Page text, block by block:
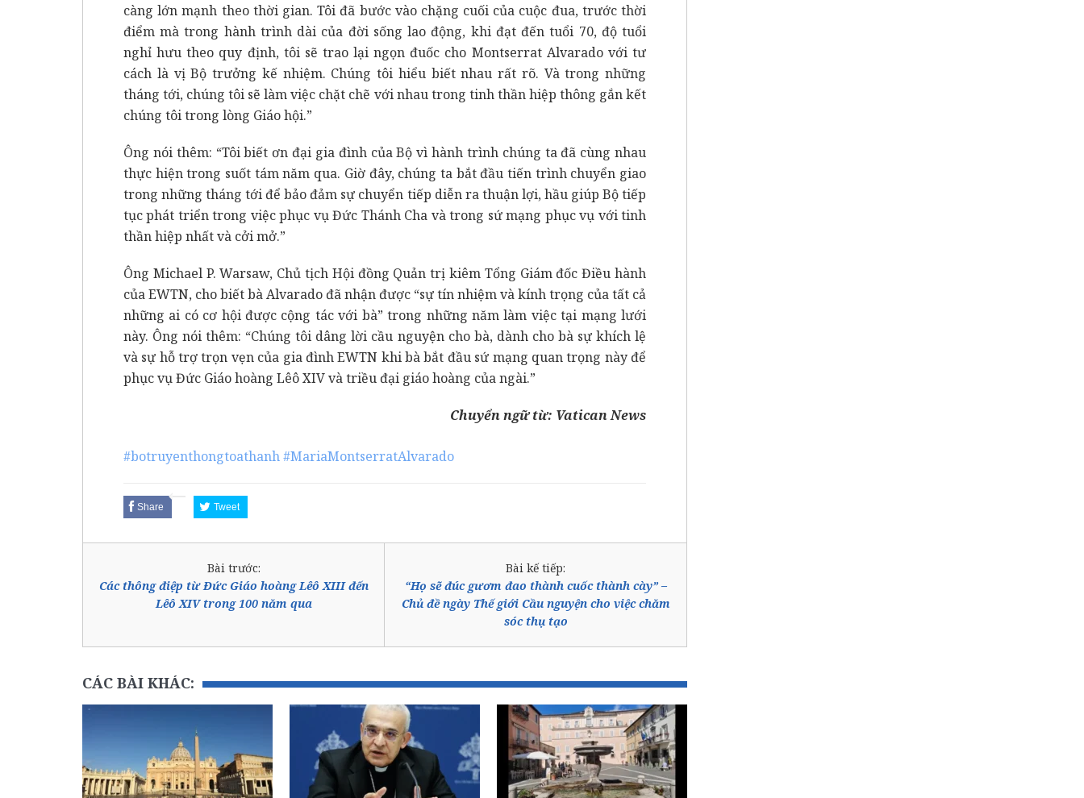
càng lớn mạnh theo thời gian. Tôi đã bước vào chặng cuối của cuộc đua, trước thời
điểm mà trong hành trình dài của đời sống lao động, khi đạt đến tuổi 70, độ tuổi
nghỉ hưu theo quy định, tôi sẽ trao lại ngọn đuốc cho Montserrat Alvarado với tư
cách là vị Bộ trưởng kế nhiệm. Chúng tôi hiểu biết nhau rất rõ. Và trong những
tháng tới, chúng tôi sẽ làm việc chặt chẽ với nhau trong tinh thần hiệp thông gắn kết
chúng tôi trong lòng Giáo hội.”
Ông nói thêm: “Tôi biết ơn đại gia đình của Bộ vì hành trình chúng ta đã cùng nhau
thực hiện trong suốt tám năm qua. Giờ đây, chúng ta bắt đầu tiến trình chuyển giao
trong những tháng tới để bảo đảm sự chuyển tiếp diễn ra thuận lợi, hầu giúp Bộ tiếp
tục phát triển trong việc phục vụ Đức Thánh Cha và trong sứ mạng phục vụ với tinh
thần hiệp nhất và cởi mở.”
Ông Michael P. Warsaw, Chủ tịch Hội đồng Quản trị kiêm Tổng Giám đốc Điều hành
của EWTN, cho biết bà Alvarado đã nhận được “sự tín nhiệm và kính trọng của tất cả
những ai có cơ hội được cộng tác với bà” trong những năm làm việc tại mạng lưới
này. Ông nói thêm: “Chúng tôi dâng lời cầu nguyện cho bà, dành cho bà sự khích lệ
và sự hỗ trợ trọn vẹn của gia đình EWTN khi bà bắt đầu sứ mạng quan trọng này để
phục vụ Đức Giáo hoàng Lêô XIV và triều đại giáo hoàng của ngài.”
Chuyển ngữ từ: Vatican News
#botruyenthongtoathanh#MariaMontserratAlvarado
Share Tweet
Bài trước:
Các thông điệp từ Đức Giáo hoàng Lêô XIII đến
Lêô XIV trong 100 năm qua
Bài kế tiếp:
“Họ sẽ đúc gươm đao thành cuốc thành cày” –
Chủ đề ngày Thế giới Cầu nguyện cho việc chăm
sóc thụ tạo
CÁC BÀI KHÁC: